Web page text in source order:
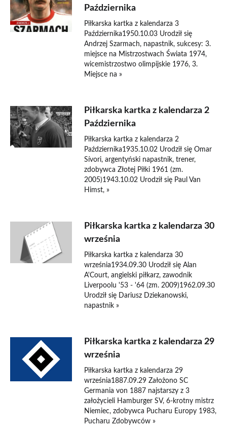
Października
Piłkarska kartka z kalendarza 3
Października1950.10.03 Urodził się
Andrzej Szarmach, napastnik, sukcesy: 3.
miejsce na Mistrzostwach Świata 1974,
wicemistrzostwo olimpijskie 1976, 3.
Miejsce na »
Piłkarska kartka z kalendarza 2
Października
Piłkarska kartka z kalendarza 2
Października1935.10.02 Urodził się Omar
Sívori, argentyński napastnik, trener,
zdobywca Złotej Piłki 1961 (zm.
2005)1943.10.02 Urodził się Paul Van
Himst, »
Piłkarska kartka z kalendarza 30
września
Piłkarska kartka z kalendarza 30
września1934.09.30 Urodził się Alan
A'Court, angielski piłkarz, zawodnik
Liverpoolu '53 - '64 (zm. 2009)1962.09.30
Urodził się Dariusz Dziekanowski,
napastnik »
Piłkarska kartka z kalendarza 29
września
Piłkarska kartka z kalendarza 29
września1887.09.29 Założono SC
Germania von 1887 najstarszy z 3
założycieli Hamburger SV, 6-krotny mistrz
Niemiec, zdobywca Pucharu Europy 1983,
Pucharu Zdobywców »